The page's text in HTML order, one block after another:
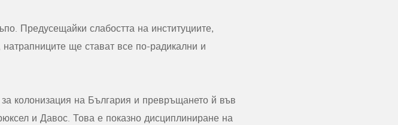
Предусещайки слабостта на институциите,
ще стават все по-радикални и
колонизация на България и превръщането й във
и Давос. Това е показно дисциплиниране на